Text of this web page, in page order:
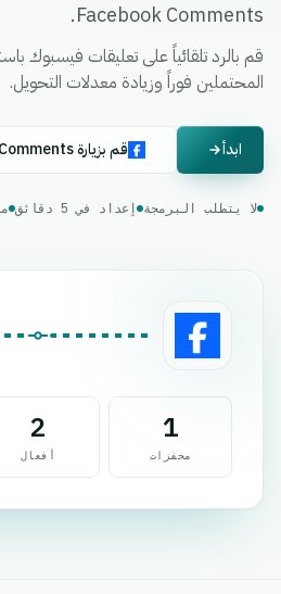
Facebook Comments.
المحتملين فوراً وزيادة معدلات التحويل.
ابدأ قم بزيارة Facebook Comments
لا يتطلب البرمجة إعداد في 5 دقائق
1
محفزات
2
أفعال